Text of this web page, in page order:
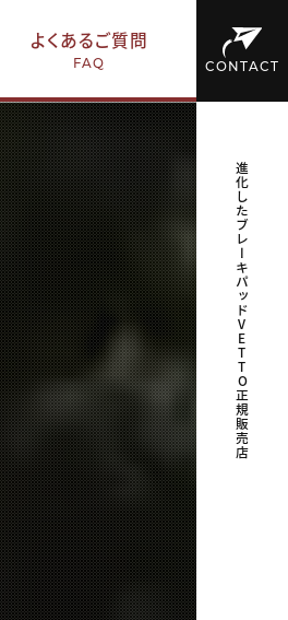
よくあるご質問
FAQ CONTACT
進化したブレーキパッドVETTO正規販売店